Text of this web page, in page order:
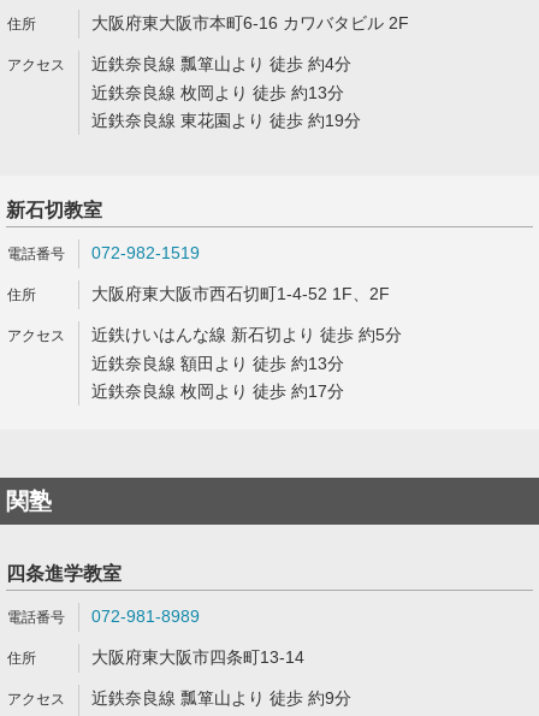
大阪府東大阪市本町6-16 カワバタビル 2F
近鉄奈良線 瓢箪山より 徒歩 約4分
近鉄奈良線 枚岡より 徒歩 約13分
近鉄奈良線 東花園より 徒歩 約19分
新石切教室
072-982-1519
大阪府東大阪市西石切町1-4-52 1F、2F
近鉄けいはんな線 新石切より 徒歩 約5分
近鉄奈良線 額田より 徒歩 約13分
近鉄奈良線 枚岡より 徒歩 約17分
関塾
四条進学教室
072-981-8989
大阪府東大阪市四条町13-14
近鉄奈良線 瓢箪山より 徒歩 約9分